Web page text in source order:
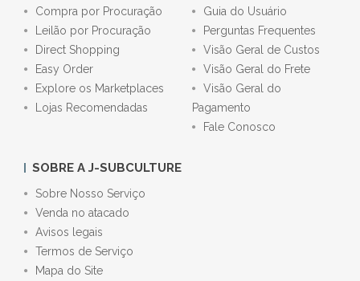
Compra por Procuração
Leilão por Procuração
Direct Shopping
Easy Order
Explore os Marketplaces
Lojas Recomendadas
Guia do Usuário
Perguntas Frequentes
Visão Geral de Custos
Visão Geral do Frete
Visão Geral do
Pagamento
Fale Conosco
SOBRE A J-SUBCULTURE
Sobre Nosso Serviço
Venda no atacado
Avisos legais
Termos de Serviço
Mapa do Site